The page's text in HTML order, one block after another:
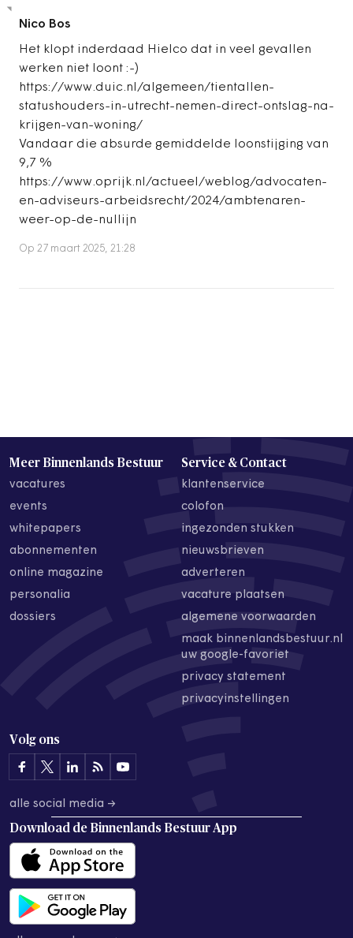
Nico Bos
Het klopt inderdaad Hielco dat in veel gevallen
werken niet loont :-)
https://www.duic.nl/algemeen/tientallen-
statushouders-in-utrecht-nemen-direct-ontslag-na-
krijgen-van-woning/
Vandaar die absurde gemiddelde loonstijging van
9,7 %
https://www.oprijk.nl/actueel/weblog/advocaten-
en-adviseurs-arbeidsrecht/2024/ambtenaren-
weer-op-de-nullijn
Op 27 maart 2025, 21:28
Meer Binnenlands Bestuur
vacatures
events
whitepapers
abonnementen
online magazine
personalia
dossiers
Service & Contact
klantenservice
colofon
ingezonden stukken
nieuwsbrieven
adverteren
vacature plaatsen
algemene voorwaarden
maak binnenlandsbestuur.nl
uw google-favoriet
privacy statement
privacyinstellingen
Volg ons
alle social media →
Download de Binnenlands Bestuur App